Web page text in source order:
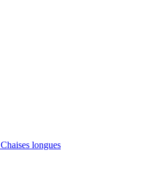
Chaises longues